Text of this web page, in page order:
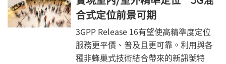
其他時間關鍵型應用(圖1)。
穩定的框架，以解決5G IMT-2020預想
的各種不同使用案例，而頻譜是實現這
些目標的關鍵要素。近期指定的運作頻
段，可實現更高的傳輸速率和更大的容
量。
合式定位前景可期
3GPP Release 16有望使高精準度定位
服務更平價、普及且更可靠。利用與各
種非蜂巢式技術結合帶來的新訊號特